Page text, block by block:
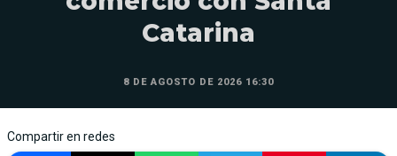
Catarina
8 DE AGOSTO DE 2026 16:30
Compartir en redes